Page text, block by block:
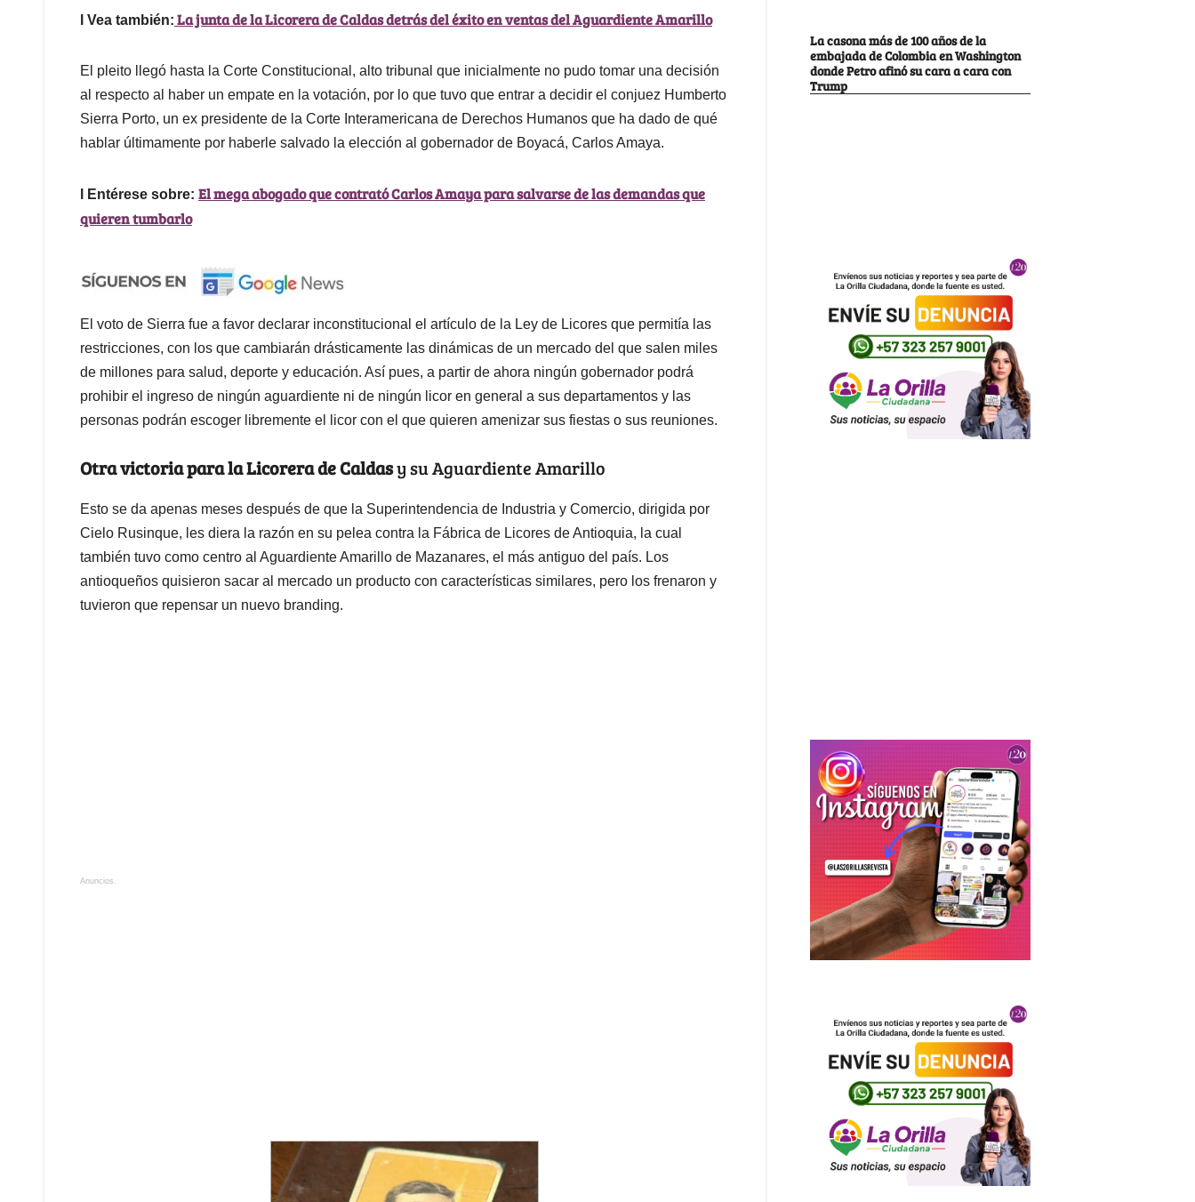
l Vea también: La junta de la Licorera de Caldas detrás del éxito en ventas del Aguardiente Amarillo
El pleito llegó hasta la Corte Constitucional, alto tribunal que inicialmente no pudo tomar una decisión
al respecto al haber un empate en la votación, por lo que tuvo que entrar a decidir el conjuez Humberto
Sierra Porto, un ex presidente de la Corte Interamericana de Derechos Humanos que ha dado de qué
hablar últimamente por haberle salvado la elección al gobernador de Boyacá, Carlos Amaya.
l Entérese sobre: El mega abogado que contrató Carlos Amaya para salvarse de las demandas que
quieren tumbarlo
El voto de Sierra fue a favor declarar inconstitucional el artículo de la Ley de Licores que permitía las
restricciones, con los que cambiarán drásticamente las dinámicas de un mercado del que salen miles
de millones para salud, deporte y educación. Así pues, a partir de ahora ningún gobernador podrá
prohibir el ingreso de ningún aguardiente ni de ningún licor en general a sus departamentos y las
personas podrán escoger libremente el licor con el que quieren amenizar sus fiestas o sus reuniones.
Otra victoria para la Licorera de Caldasy su Aguardiente Amarillo
Esto se da apenas meses después de que la Superintendencia de Industria y Comercio, dirigida por
Cielo Rusinque, les diera la razón en su pelea contra la Fábrica de Licores de Antioquia, la cual
también tuvo como centro al Aguardiente Amarillo de Mazanares, el más antiguo del país. Los
antioqueños quisieron sacar al mercado un producto con características similares, pero los frenaron y
tuvieron que repensar un nuevo branding.
Anuncios.
La casona más de 100 años de la
embajada de Colombia en Washington
donde Petro afinó su cara a cara con
Trump